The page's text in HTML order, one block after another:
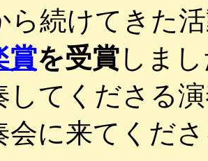
ら続けてきた
賞を受賞しま
してくださる
会に来てくだ